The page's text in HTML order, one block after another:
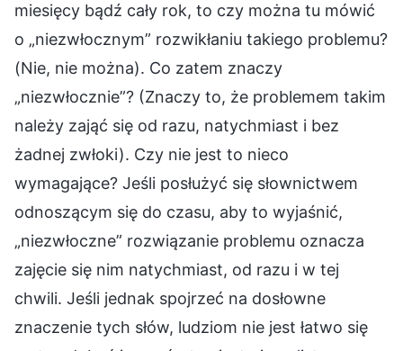
miesięcy bądź cały rok, to czy można tu mówić
o „niezwłocznym” rozwikłaniu takiego problemu?
(Nie, nie można). Co zatem znaczy
„niezwłocznie”? (Znaczy to, że problemem takim
należy zająć się od razu, natychmiast i bez
żadnej zwłoki). Czy nie jest to nieco
wymagające? Jeśli posłużyć się słownictwem
odnoszącym się do czasu, aby to wyjaśnić,
„niezwłoczne” rozwiązanie problemu oznacza
zajęcie się nim natychmiast, od razu i w tej
chwili. Jeśli jednak spojrzeć na dosłowne
znaczenie tych słów, ludziom nie jest łatwo się